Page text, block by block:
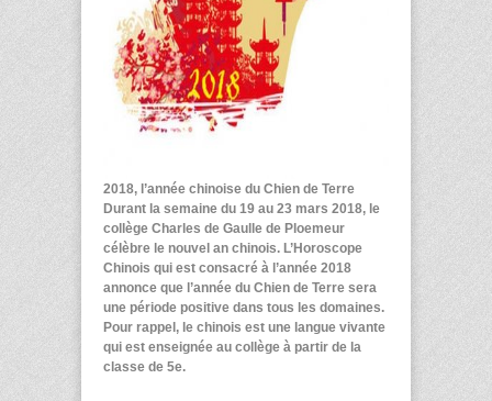
2018, l’année chinoise du Chien de Terre
Durant la semaine du 19 au 23 mars 2018, le
collège Charles de Gaulle de Ploemeur
célèbre le nouvel an chinois. L’Horoscope
Chinois qui est consacré à l’année 2018
annonce que l’année du Chien de Terre sera
une période positive dans tous les domaines.
Pour rappel, le chinois est une langue vivante
qui est enseignée au collège à partir de la
classe de 5e.